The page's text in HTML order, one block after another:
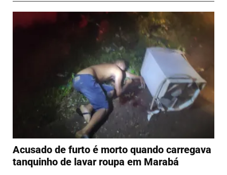
Acusado de furto é morto quando carregava
tanquinho de lavar roupa em Marabá